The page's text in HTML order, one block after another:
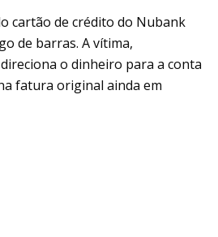
cartão de crédito do Nubank
de barras. A vítima,
o dinheiro para a conta
fatura original ainda em